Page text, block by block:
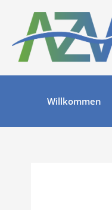
springen
Willkommen